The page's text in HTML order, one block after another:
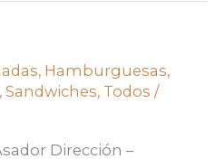
, Hamburguesas,
,Sandwiches, Todos /
Dirección –